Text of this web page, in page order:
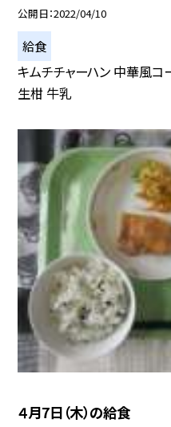
公開日 2022/04/10
給食
キムチチャーハン 中華風
生柑 牛乳
４月7日（木）の給食